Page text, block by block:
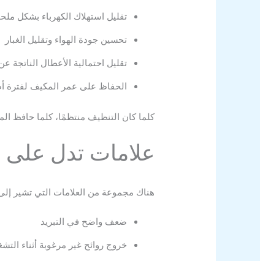
تقليل استهلاك الكهرباء بشكل
تحسين جودة الهواء وتقليل الغبار
تقليل احتمالية الأعطال الناتجة
الحفاظ على عمر المكيف لفترة
كلما كان التنظيف منتظمًا، كلما حافظ
علامات تدل على
هناك مجموعة من العلامات التي تشير
ضعف واضح في التبريد
خروج روائح غير مرغوبة أثناء